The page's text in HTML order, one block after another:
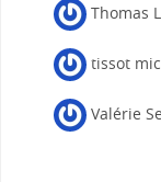
Thomas
tissot
Valérie